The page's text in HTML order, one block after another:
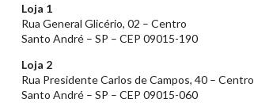
Loja 1
Rua General Glicério, 02 – Centro
Santo André – SP – CEP 09015-190
Loja 2
Rua Presidente Carlos de Campos, 40 – Centro
Santo André – SP – CEP 09015-060